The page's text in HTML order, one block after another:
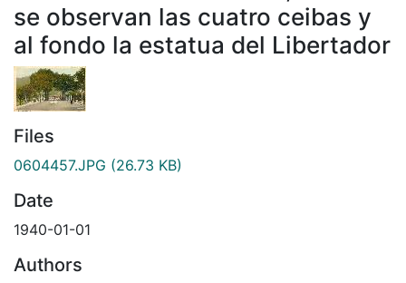
se observan las cuatro ceibas y
al fondo la estatua del Libertador
Files
0604457.JPG (26.73 KB)
Date
1940-01-01
Authors